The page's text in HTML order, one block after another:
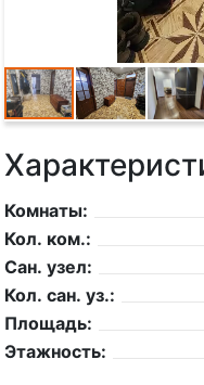
Комнаты:
Кол. ком.:
Сан. узел:
Кол. сан. уз.:
Площадь:
Этажность: